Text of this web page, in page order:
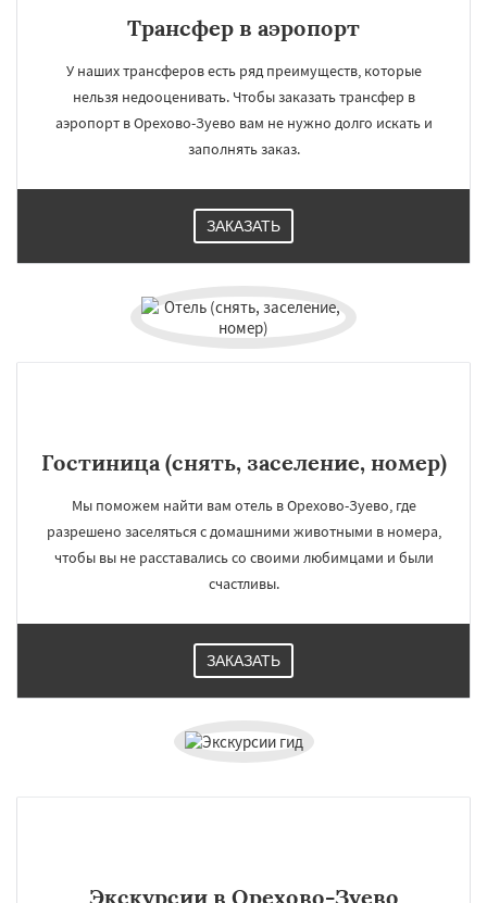
Электрогорск
Электросталь
Яхрома Андреево
Белоомут
Большие Вяземы Быково Вербилки
Восход Деденево Жилево Загорянский
Запрудная Заречье
Трансфер в аэропорт
У наших трансферов есть ряд преимуществ, которые
нельзя недооценивать. Чтобы заказать трансфер в
аэропорт в Орехово-Зуево вам не нужно долго искать и
заполнять заказ.
ЗАКАЗАТЬ
Гостиница (снять, заселение, номер)
Мы поможем найти вам отель в Орехово-Зуево, где
разрешено заселяться с домашними животными в номера,
чтобы вы не расставались со своими любимцами и были
счастливы.
ЗАКАЗАТЬ
Экскурсии в Орехово-Зуево